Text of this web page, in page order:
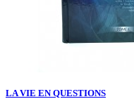
LA VIE EN QUESTIONS